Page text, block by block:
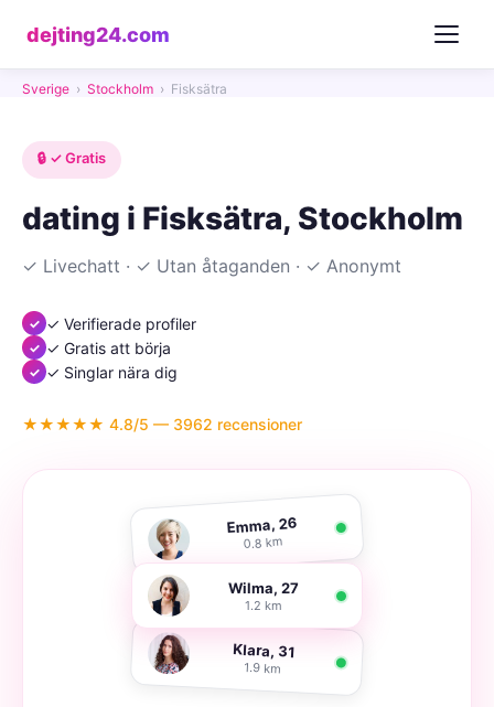
dejting24.com
Sverige › Stockholm › Fisksätra
🔒 ✓ Gratis
dating i Fisksätra, Stockholm
✓ Livechatt · ✓ Utan åtaganden · ✓ Anonymt
✓ Verifierade profiler
✓ Gratis att börja
✓ Singlar nära dig
★★★★★ 4.8/5 — 3962 recensioner
Emma, 26
0.8 km
Wilma, 27
1.2 km
Klara, 31
1.9 km